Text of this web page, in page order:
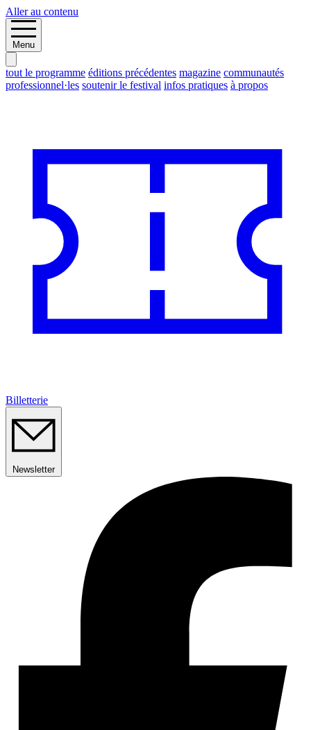
Aller au contenu
Menu
tout le programme éditions précédentes magazine communautés
professionnel·les soutenir le festival infos pratiques à propos
Billetterie
Newsletter